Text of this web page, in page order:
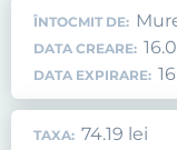
ÎNTOCMIT DE:
DATA CREARE:
DATA EXPIRARE:
TAXA: 74.19 lei